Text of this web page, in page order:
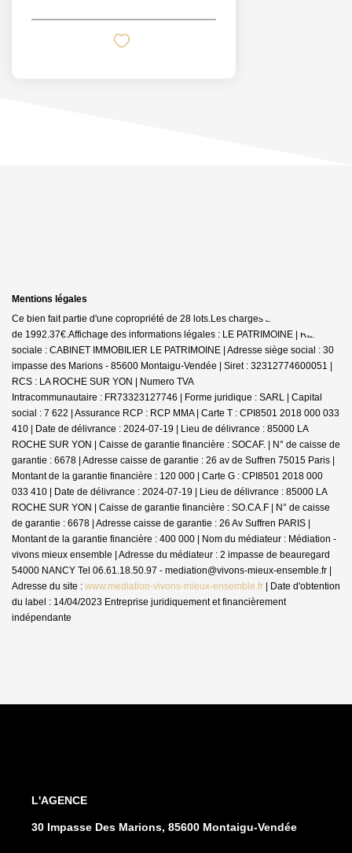
Mentions légales
Ce bien fait partie d'une copropriété de 28 lots.Les charges annuelles sont
de 1992.37€.Affichage des informations légales : LE PATRIMOINE | Raison
sociale : CABINET IMMOBILIER LE PATRIMOINE | Adresse siège social : 30
impasse des Marions - 85600 Montaigu-Vendée | Siret : 32312774600051 |
RCS : LA ROCHE SUR YON | Numero TVA
Intracommunautaire : FR73323127746 | Forme juridique : SARL | Capital
social : 7 622 | Assurance RCP : RCP MMA | Carte T : CPI8501 2018 000 033
410 | Date de délivrance : 2024-07-19 | Lieu de délivrance : 85000 LA
ROCHE SUR YON | Caisse de garantie financière : SOCAF. | N° de caisse de
garantie : 6678 | Adresse caisse de garantie : 26 av de Suffren 75015 Paris |
Montant de la garantie financière : 120 000 | Carte G : CPI8501 2018 000
033 410 | Date de délivrance : 2024-07-19 | Lieu de délivrance : 85000 LA
ROCHE SUR YON | Caisse de garantie financière : SO.CA.F | N° de caisse
de garantie : 6678 | Adresse caisse de garantie : 26 Av Suffren PARIS |
Montant de la garantie financière : 400 000 | Nom du médiateur : Médiation -
vivons mieux ensemble | Adresse du médiateur : 2 impasse de beauregard
54000 NANCY Tel 06.61.18.50.97 - mediation@vivons-mieux-ensemble.fr |
Adresse du site : www.mediation-vivons-mieux-ensemble.fr | Date d'obtention
du label : 14/04/2023 Entreprise juridiquement et financièrement
indépendante
L'AGENCE
30 Impasse Des Marions, 85600 Montaigu-Vendée